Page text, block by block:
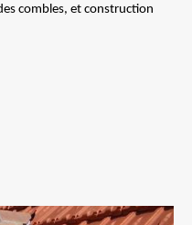
combles, et construction